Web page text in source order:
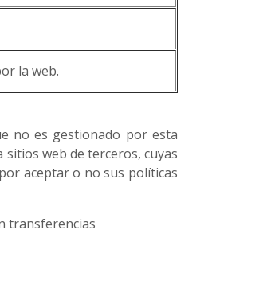
la web.
no es gestionado por esta
web de terceros, cuyas
aceptar o no sus políticas
transferencias